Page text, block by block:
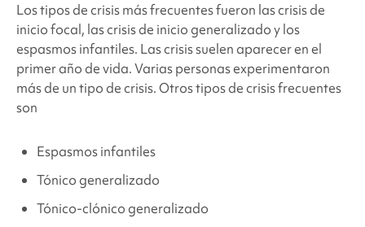
Los tipos de crisis más frecuentes fueron las crisis de
inicio focal, las crisis de inicio generalizado y los
espasmos infantiles. Las crisis suelen aparecer en el
primer año de vida. Varias personas experimentaron
más de un tipo de crisis. Otros tipos de crisis frecuentes
son
Espasmos infantiles
Tónico generalizado
Tónico-clónico generalizado